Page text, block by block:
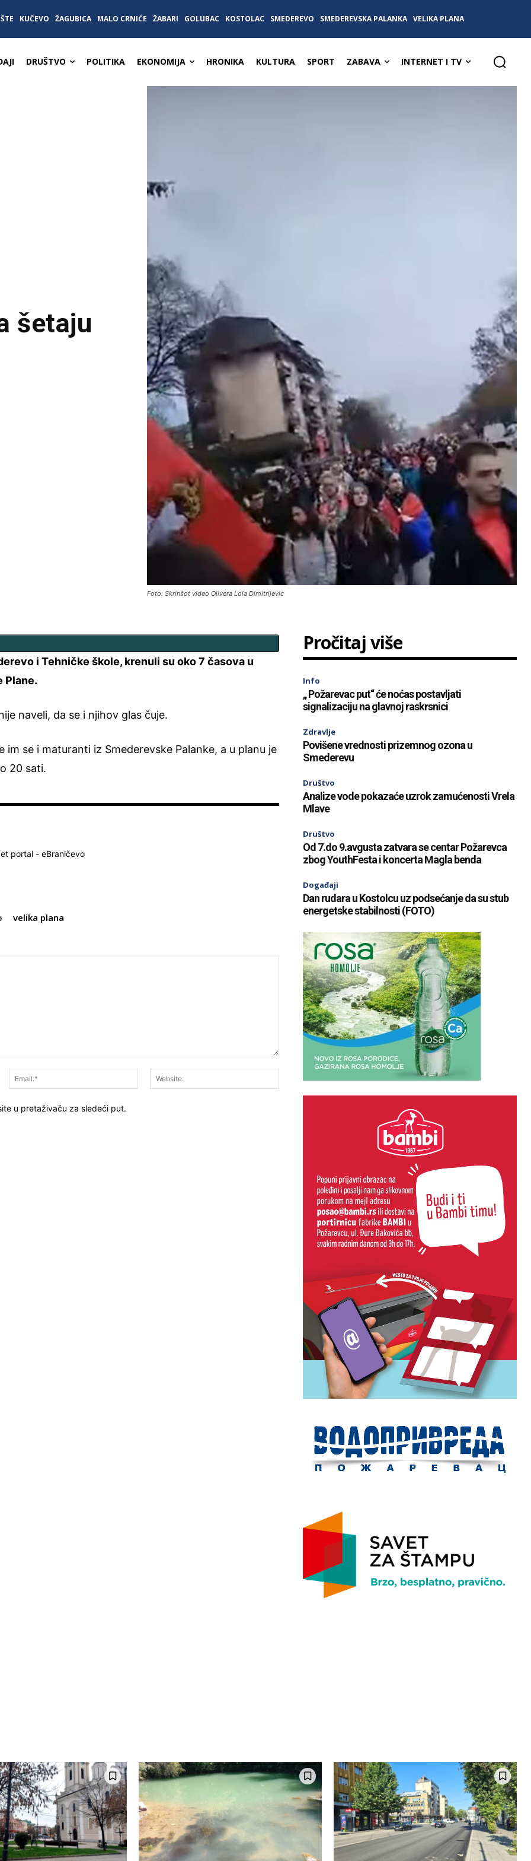
KUČEVO ŽAGUBICA MALO CRNIĆE ŽABARI GOLUBAC KOSTOLAC SMEDEREVO SMEDEREVSKA PALANKA VELIKA PLANA
DRUŠTVO POLITIKA EKONOMIJA HRONIKA KULTURA SPORT ZABAVA INTERNET I TV
šetaju
Foto: Skrinšot video Olivera Lola Dimitrijevic
i Tehničke škole, krenuli su oko 7 časova u
Plane.
naveli, da se i njihov glas čuje.
im se i maturanti iz Smederevske Palanke, a u planu je
20 sati.
portal - eBraničevo
velika plana
Ime:*
Email:*
u pretaživaču za sledeći put.
Pročitaj više
Info
„ Požarevac put“ će noćas postavljati
signalizaciju na glavnoj raskrsnici
Zdravlje
Povišene vrednosti prizemnog ozona u
Smederevu
Društvo
Analize vode pokazaće uzrok zamućenosti Vrela
Mlave
Društvo
Od 7.do 9.avgusta zatvara se centar Požarevca
zbog YouthFesta i koncerta Magla benda
Događaji
Dan rudara u Kostolcu uz podsećanje da su stub
energetske stabilnosti (FOTO)